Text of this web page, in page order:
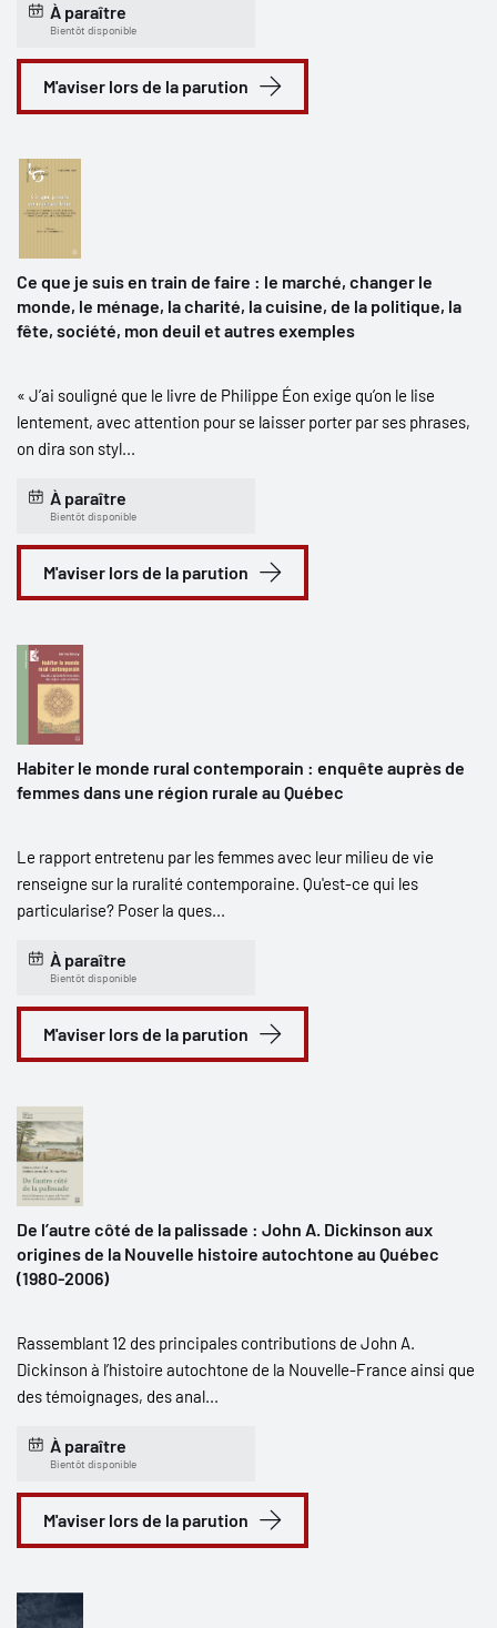
À paraître
Bientôt disponible
M'aviser lors de la parution
Ce que je suis en train de faire : le marché, changer le
monde, le ménage, la charité, la cuisine, de la politique, la
fête, société, mon deuil et autres exemples
« J’ai souligné que le livre de Philippe Éon exige qu’on le lise
lentement, avec attention pour se laisser porter par ses phrases,
on dira son styl...
À paraître
Bientôt disponible
M'aviser lors de la parution
Habiter le monde rural contemporain : enquête auprès de
femmes dans une région rurale au Québec
Le rapport entretenu par les femmes avec leur milieu de vie
renseigne sur la ruralité contemporaine. Qu'est-ce qui les
particularise? Poser la ques...
À paraître
Bientôt disponible
M'aviser lors de la parution
De l’autre côté de la palissade : John A. Dickinson aux
origines de la Nouvelle histoire autochtone au Québec
(1980-2006)
Rassemblant 12 des principales contributions de John A.
Dickinson à l’histoire autochtone de la Nouvelle-France ainsi que
des témoignages, des anal...
À paraître
Bientôt disponible
M'aviser lors de la parution